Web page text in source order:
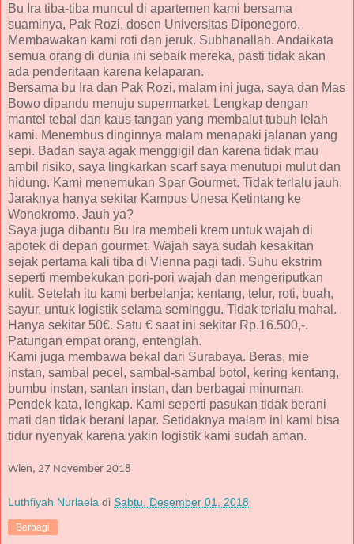
Bu Ira tiba-tiba muncul di apartemen kami bersama
suaminya, Pak Rozi, dosen Universitas Diponegoro.
Membawakan kami roti dan jeruk. Subhanallah. Andaikata
semua orang di dunia ini sebaik mereka, pasti tidak akan
ada penderitaan karena kelaparan.
Bersama bu Ira dan Pak Rozi, malam ini juga, saya dan Mas
Bowo dipandu menuju supermarket. Lengkap dengan
mantel tebal dan kaus tangan yang membalut tubuh lelah
kami. Menembus dinginnya malam menapaki jalanan yang
sepi. Badan saya agak menggigil dan karena tidak mau
ambil risiko, saya lingkarkan scarf saya menutupi mulut dan
hidung. Kami menemukan Spar Gourmet. Tidak terlalu jauh.
Jaraknya hanya sekitar Kampus Unesa Ketintang ke
Wonokromo. Jauh ya?
Saya juga dibantu Bu Ira membeli krem untuk wajah di
apotek di depan gourmet. Wajah saya sudah kesakitan
sejak pertama kali tiba di Vienna pagi tadi. Suhu ekstrim
seperti membekukan pori-pori wajah dan mengeriputkan
kulit. Setelah itu kami berbelanja: kentang, telur, roti, buah,
sayur, untuk logistik selama seminggu. Tidak terlalu mahal.
Hanya sekitar 50€. Satu € saat ini sekitar Rp.16.500,-.
Patungan empat orang, entenglah.
Kami juga membawa bekal dari Surabaya. Beras, mie
instan, sambal pecel, sambal-sambal botol, kering kentang,
bumbu instan, santan instan, dan berbagai minuman.
Pendek kata, lengkap. Kami seperti pasukan tidak berani
mati dan tidak berani lapar. Setidaknya malam ini kami bisa
tidur nyenyak karena yakin logistik kami sudah aman.
Wien, 27 November 2018
Luthfiyah Nurlaela di Sabtu, Desember 01, 2018
Berbagi